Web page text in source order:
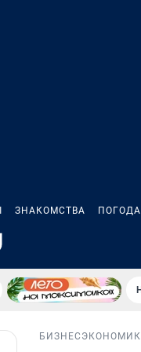
ЗНАКОМСТВА ПОГОДА
БИЗНЕС